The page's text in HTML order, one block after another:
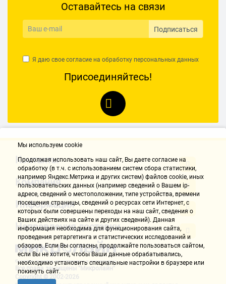
Оставайтесь на связи
Подписаться
Я даю свое согласие на обработку персональных данных
Присоединяйтесь!
Контакты
Компания
Информация
Направления доставки
Все права защищены "Микролайн"
Copyright © 2002-2026
Мы используем cookie
Продолжая использовать наш cайт, Вы даете согласие на
обработку (в т.ч. с использованием систем сбора статистики,
например Яндекс.Метрика и других систем) файлов cookie, иных
пользовательских данных (например сведений о Вашем ip-
адресе, сведений о местоположении, типе устройства, времени
посещения страницы, сведений о ресурсах сети Интернет, с
которых были совершены переходы на наш сайт, сведения о
Ваших действиях на сайте и других сведений). Данная
информация необходима для функционирования сайта,
проведения ретаргетинга и статистических исследований и
обзоров. Если Вы согласны, продолжайте пользоваться сайтом,
если Вы не хотите, чтобы Ваши данные обрабатывались,
необходимо установить специальные настройки в браузере или
покинуть сайт.